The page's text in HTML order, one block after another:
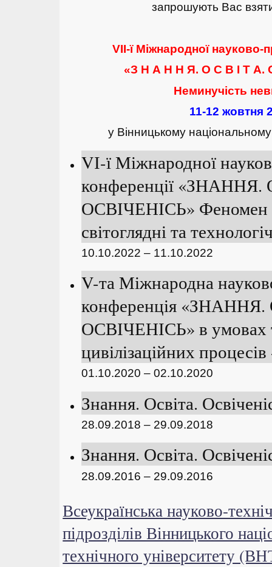
запрошують Вас
VII-ї Міжнародної науково-
«З Н А Н Н Я. О С В І Т А.
Неминучість
11-12 жовтня
у Вінницькому національному
VІ-ї Міжнародної
конференції
ОСВІЧЕНІСЬ» Феномен
світоглядні та
10.10.2022 – 11.10.2022
V-та Міжнародна
конференція
ОСВІЧЕНІСЬ» в умовах
цивілізаційних
01.10.2020 – 02.10.2020
Знання. Освіта.
28.09.2018 – 29.09.2018
Знання. Освіта.
28.09.2016 – 29.09.2016
Всеукраїнська науково-
підрозділів Вінницького
технічного університету